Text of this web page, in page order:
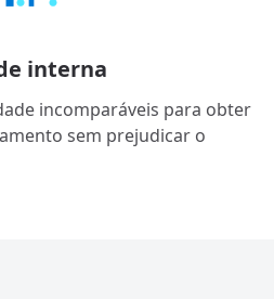
interna
incomparáveis para obter
sem prejudicar o